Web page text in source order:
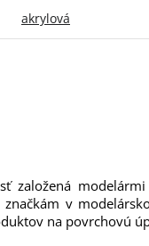
akrylová
založená
v
na povrchovú